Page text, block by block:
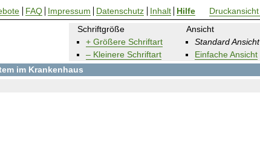
Schriftgröße
+ Größere Schriftart
– Kleinere Schriftart
Ansicht
Standard Ansicht
Einfache Ansicht
im Krankenhaus
FAQ Impressum Datenschutz Inhalt Hilfe Druckansicht